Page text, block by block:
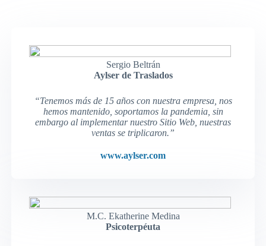
Sergio Beltrán
Aylser de Traslados
“Tenemos más de 15 años con nuestra empresa, nos
hemos mantenido, soportamos la pandemia, sin
embargo al implementar nuestro Sitio Web, nuestras
ventas se triplicaron.”
www.aylser.com
M.C. Ekatherine Medina
Psicoterpéuta